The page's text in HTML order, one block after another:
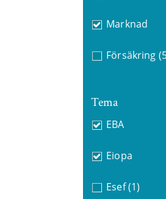
Marknad
Försäkring
Tema
EBA
Eiopa
Esef (1)